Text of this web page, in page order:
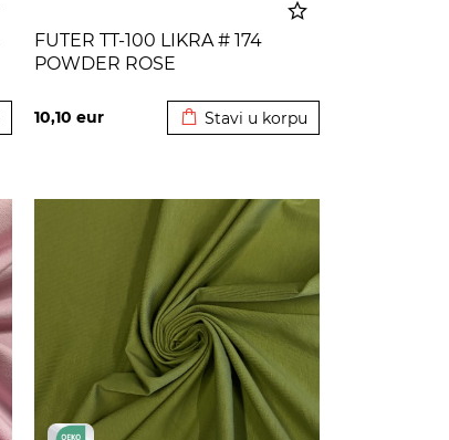
FUTER TT-100 LIKRA # 174
POWDER ROSE
10,10eur Stavi u korpu